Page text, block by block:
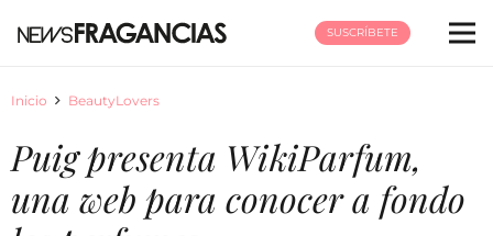
SUSCRÍBETE
Inicio BeautyLovers
Puig presenta WikiParfum,
una web para conocer a fondo